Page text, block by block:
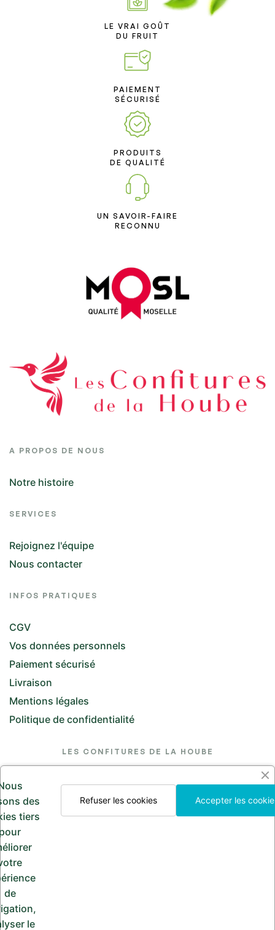
LE VRAI GOÛT
DU FRUIT
PAIEMENT
SÉCURISÉ
PRODUITS
DE QUALITÉ
UN SAVOIR-FAIRE
RECONNU
A PROPOS DE NOUS
Notre histoire
SERVICES
Rejoignez l'équipe
Nous contacter
INFOS PRATIQUES
CGV
Vos données personnels
Paiement sécurisé
Livraison
Mentions légales
Politique de confidentialité
LES CONFITURES DE LA HOUBE
26 Rue de l'Église, 57370 Saint-Jean-Kourtzerode
lesconfituresdelahoube@hotmail.com
Appelez-nous
03 87 24 30 97
des
tiers
de
le
Accepter les
Refuser les cookies